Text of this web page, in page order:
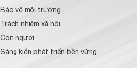
Bảo vệ môi trường
Trách nhiệm xã hội
Con người
Sáng kiến phát triển bền vững